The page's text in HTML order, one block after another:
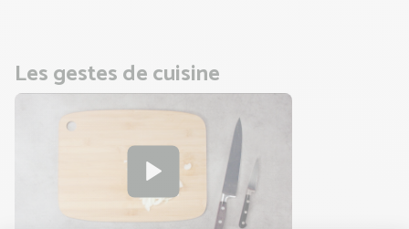
Les gestes de cuisine